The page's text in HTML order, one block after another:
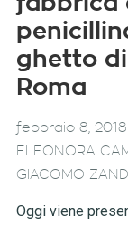
ghetto di
Roma
febbraio 8, 2018
ELEONORA
GIACOMO
Oggi viene